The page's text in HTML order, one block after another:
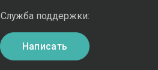
Служба поддержки:
Написать